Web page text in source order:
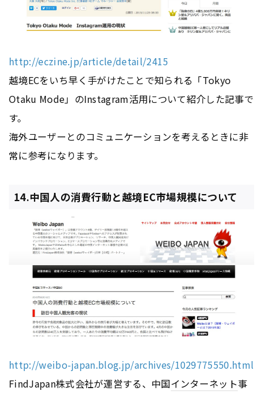
http://eczine.jp/article/detail/2415
越境ECをいち早く手がけたことで知られる「Tokyo
Otaku Mode」のInstagram活用について紹介した記事で
す。
海外ユーザーとのコミュニケーションを考えるときに非
常に参考になります。
14.中国人の消費行動と越境EC市場規模について
http://weibo-japan.blog.jp/archives/1029775550.html
FindJapan株式会社が運営する、中国インターネット事